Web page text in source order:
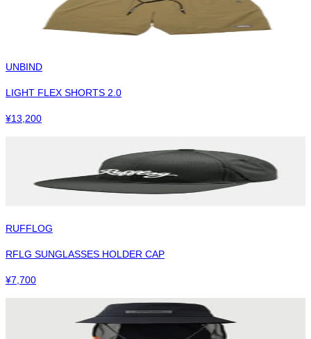
UNBIND
LIGHT FLEX SHORTS 2.0
¥13,200
RUFFLOG
RFLG SUNGLASSES HOLDER CAP
¥7,700